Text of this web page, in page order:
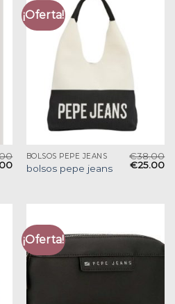
¡Oferta!
BOLSOS PEPE JEANS
bolsos pepe jeans
€38.00
€25.00
¡Oferta!